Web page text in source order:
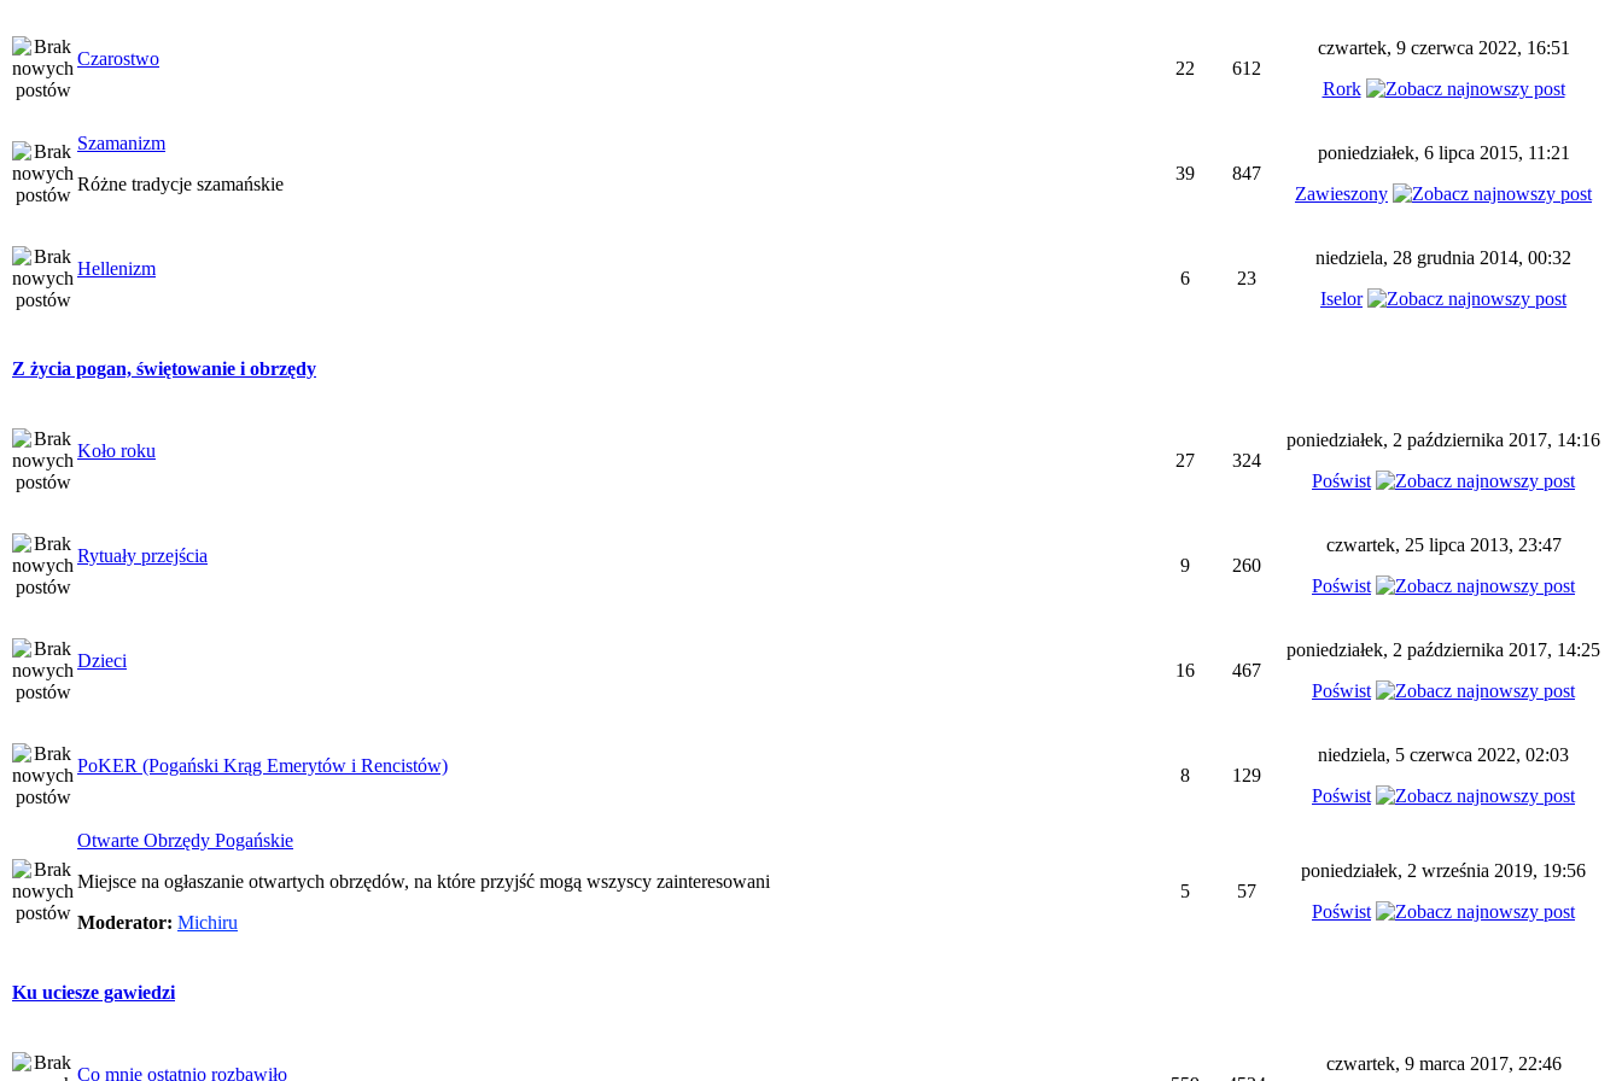
Czarostwo 22 612
czwartek, 9 czerwca 2022, 16:51
Rork
Szamanizm
Różne tradycje szamańskie
39 847
poniedziałek, 6 lipca 2015, 11:21
Zawieszony
Hellenizm 6 23
niedziela, 28 grudnia 2014, 00:32
Iselor
Z życia pogan, świętowanie i obrzędy
Koło roku 27 324
poniedziałek, 2 października 2017, 14:16
Poświst
Rytuały przejścia 9 260
czwartek, 25 lipca 2013, 23:47
Poświst
Dzieci 16 467
poniedziałek, 2 października 2017, 14:25
Poświst
PoKER (Pogański Krąg Emerytów i Rencistów) 8 129
niedziela, 5 czerwca 2022, 02:03
Poświst
Otwarte Obrzędy Pogańskie
Miejsce na ogłaszanie otwartych obrzędów, na które przyjść mogą wszyscy zainteresowani
Moderator: Michiru
5 57
poniedziałek, 2 września 2019, 19:56
Poświst
Ku uciesze gawiedzi
Co mnie ostatnio rozbawiło
czwartek, 9 marca 2017, 22:46